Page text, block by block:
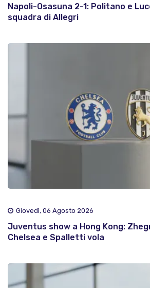
Napoli-Osasuna 2-1: Politano e
squadra di Allegri
Giovedì, 06 Agosto 2026
Juventus show a Hong Kong:
Chelsea e Spalletti vola